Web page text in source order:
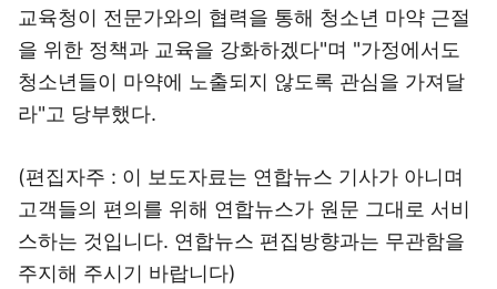
교육청이 전문가와의 협력을 통해 청소년 마약 근절
을 위한 정책과 교육을 강화하겠다"며 "가정에서도
청소년들이 마약에 노출되지 않도록 관심을 가져달
라"고 당부했다.
(편집자주 : 이 보도자료는 연합뉴스 기사가 아니며
고객들의 편의를 위해 연합뉴스가 원문 그대로 서비
스하는 것입니다. 연합뉴스 편집방향과는 무관함을
주지해 주시기 바랍니다)